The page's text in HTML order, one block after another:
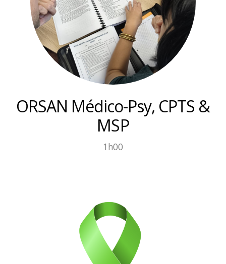
ORSAN Médico-Psy, CPTS &
MSP
1h00